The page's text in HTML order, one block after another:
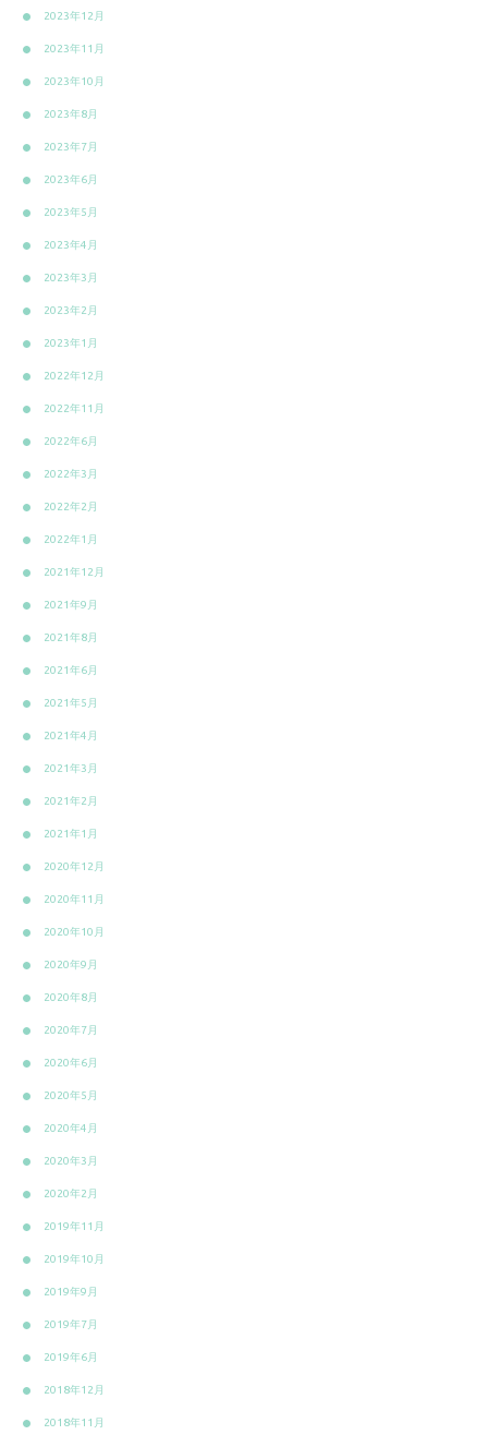
2023年12月
2023年11月
2023年10月
2023年8月
2023年7月
2023年6月
2023年5月
2023年4月
2023年3月
2023年2月
2023年1月
2022年12月
2022年11月
2022年6月
2022年3月
2022年2月
2022年1月
2021年12月
2021年9月
2021年8月
2021年6月
2021年5月
2021年4月
2021年3月
2021年2月
2021年1月
2020年12月
2020年11月
2020年10月
2020年9月
2020年8月
2020年7月
2020年6月
2020年5月
2020年4月
2020年3月
2020年2月
2019年11月
2019年10月
2019年9月
2019年7月
2019年6月
2018年12月
2018年11月